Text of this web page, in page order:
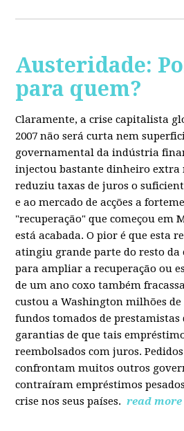
Austeridade:
para quem?
Claramente, a crise capitalista
2007 não será curta nem
governamental da indústria
injectou bastante dinheiro extra
reduziu taxas de juros o
e ao mercado de acções a
"recuperação" que começou em
está acabada. O pior é que esta
atingiu grande parte do resto da
para ampliar a recuperação ou
de um ano coxo também
custou a Washington milhões
fundos tomados de prestamistas
garantias de que tais
reembolsados com juros.
confrontam muitos outros
contraíram empréstimos
crise nos seus países. read more